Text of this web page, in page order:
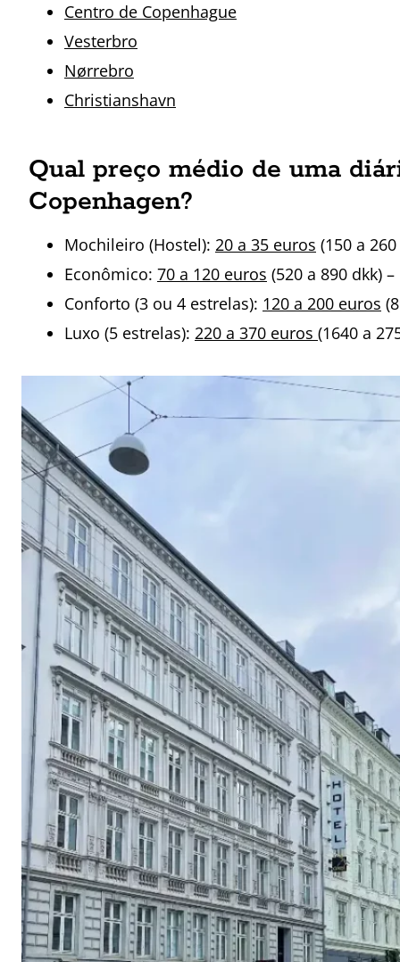
Centro de Copenhague
Vesterbro
Nørrebro
Christianshavn
Qual preço médio de uma
Copenhagen?
Mochileiro (Hostel): 20 a 35 euros (150 a
Econômico: 70 a 120 euros (520 a 890 dkk) –
Conforto (3 ou 4 estrelas): 120 a 200 euros
Luxo (5 estrelas): 220 a 370 euros (1640 a